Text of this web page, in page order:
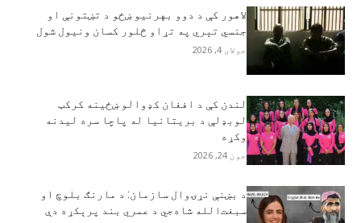
لاهور کې د دوو بهرنیو ښځو د تښتونې او
جنسي تېري په تړاو څلور کسان ونیول شول
جولای 4, 2026
لندن کې د افغان کډوالو ښځينه کرکټ
لوبډلې د بریتانیا له پاچا سره ليدنه
وکړه
جون 24, 2026
د بښنې نړۍوال سازمان: د مارنګ بلوچ او
سبغت‌الله شاه‌جي د عمري بند پرېکړه دې